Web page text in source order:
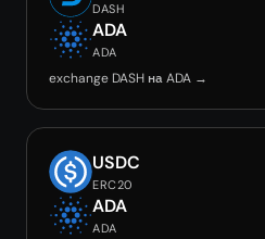
DASH
ADA
ADA
exchange DASH на ADA →
USDC
ERC20
ADA
ADA